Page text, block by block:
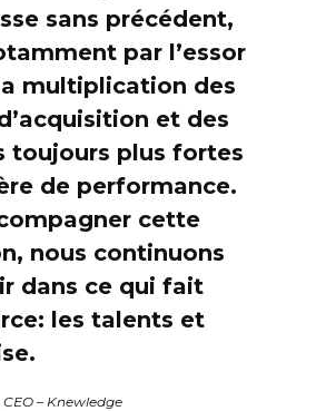
sans précédent,
par l’essor
multiplication des
et des
toujours plus fortes
de performance.
cette
nous continuons
dans ce qui fait
les talents et
– Knewledge